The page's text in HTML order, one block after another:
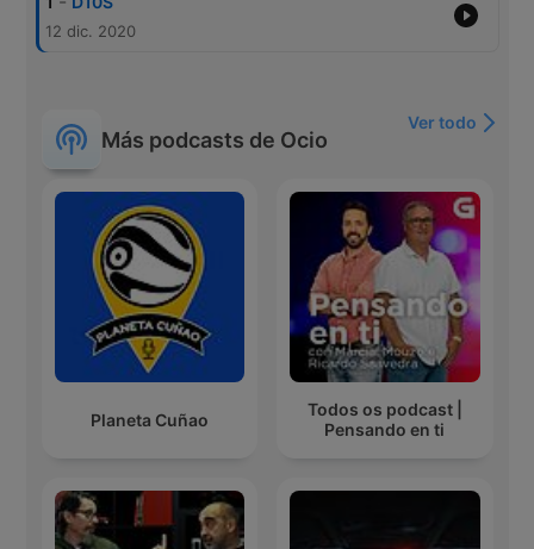
12 dic. 2020
Más podcasts de Ocio
Ver todo
Planeta Cuñao
Todos os podcast |
Pensando en ti